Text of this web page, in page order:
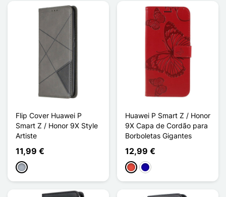
Flip Cover Huawei P
Smart Z / Honor 9X Style
Artiste
11,99 €
Cinzento
Huawei P Smart Z / Honor
9X Capa de Cordão para
Borboletas Gigantes
12,99 €
VermelhoAzul Escuro